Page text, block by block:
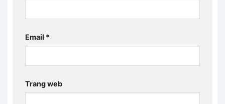
Email *
Trang web